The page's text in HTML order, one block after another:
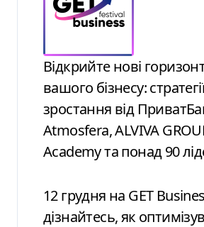
Відкрийте нові горизонти для
вашого бізнесу: стратегії
зростання від
Atmosfera, ALVIVA
Academy та понад 90
12 грудня на GET
дізнайтесь, як